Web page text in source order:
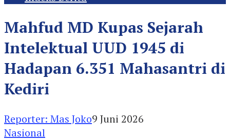
Mahfud MD Kupas Sejarah
Intelektual UUD 1945 di
Hadapan 6.351 Mahasantri di
Kediri
Reporter: Mas Joko9 Juni 2026
Nasional